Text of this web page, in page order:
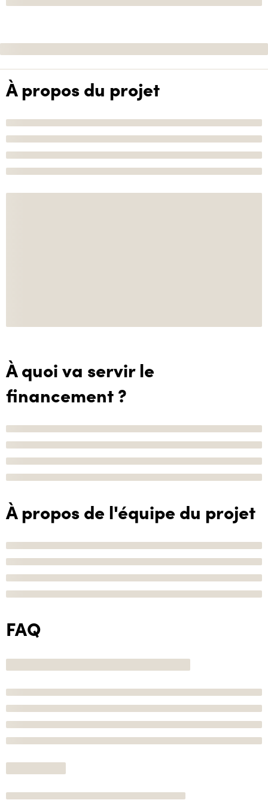
À propos du projet
À quoi va servir le
financement ?
À propos de l'équipe du projet
FAQ